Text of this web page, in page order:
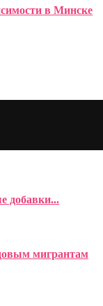
в Минске
добавки...
мигрантам